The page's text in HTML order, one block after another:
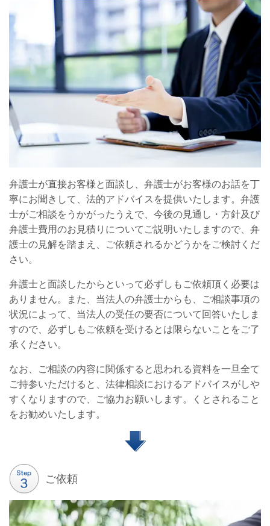
弁護士が直接お客様と面談し、弁護士がお客様のお話を丁
寧にお聞きして、法的アドバイスを提供いたします。弁護
士がご相談をうかがったうえで、今後の見通し・方針及び
弁護士費用のお見積りについてご説明いたしますので、弁
護士の見解を踏まえ、ご依頼されるかどうかをご検討くだ
さい。
弁護士と面談したからといって必ずしもご依頼頂く必要は
ありません。また、当法人の弁護士からも、ご相談事項の
状況によって、当法人の受任の要否について回答いたしま
すので、必ずしもご依頼を受けるとは限らないことをご了
承ください。
なお、ご相談の内容に関係すると思われる資料を一旦全て
ご持参いただけると、法律相談におけるアドバイスがしや
すくなりますので、ご協力お願いします。くとされること
をお勧めいたします。
ご依頼